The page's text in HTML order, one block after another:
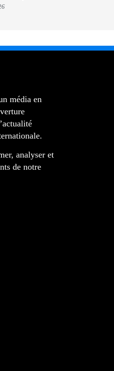
média en
analyser et
de notre